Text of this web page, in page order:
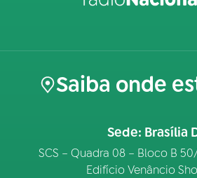
Saiba onde
Sede: Brasília
SCS – Quadra 08 – Bloco B
Edifício Venâncio